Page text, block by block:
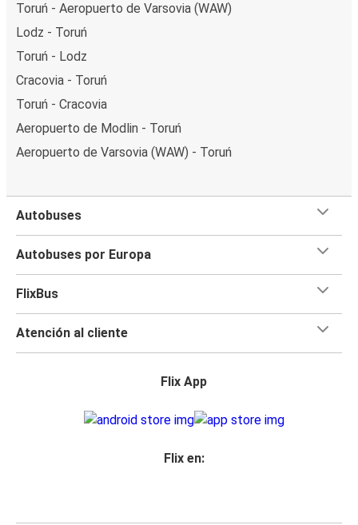
Toruń - Aeropuerto de Varsovia (WAW)
Lodz - Toruń
Toruń - Lodz
Cracovia - Toruń
Toruń - Cracovia
Aeropuerto de Modlin - Toruń
Aeropuerto de Varsovia (WAW) - Toruń
Autobuses
Autobuses por Europa
FlixBus
Atención al cliente
Flix App
Flix en: